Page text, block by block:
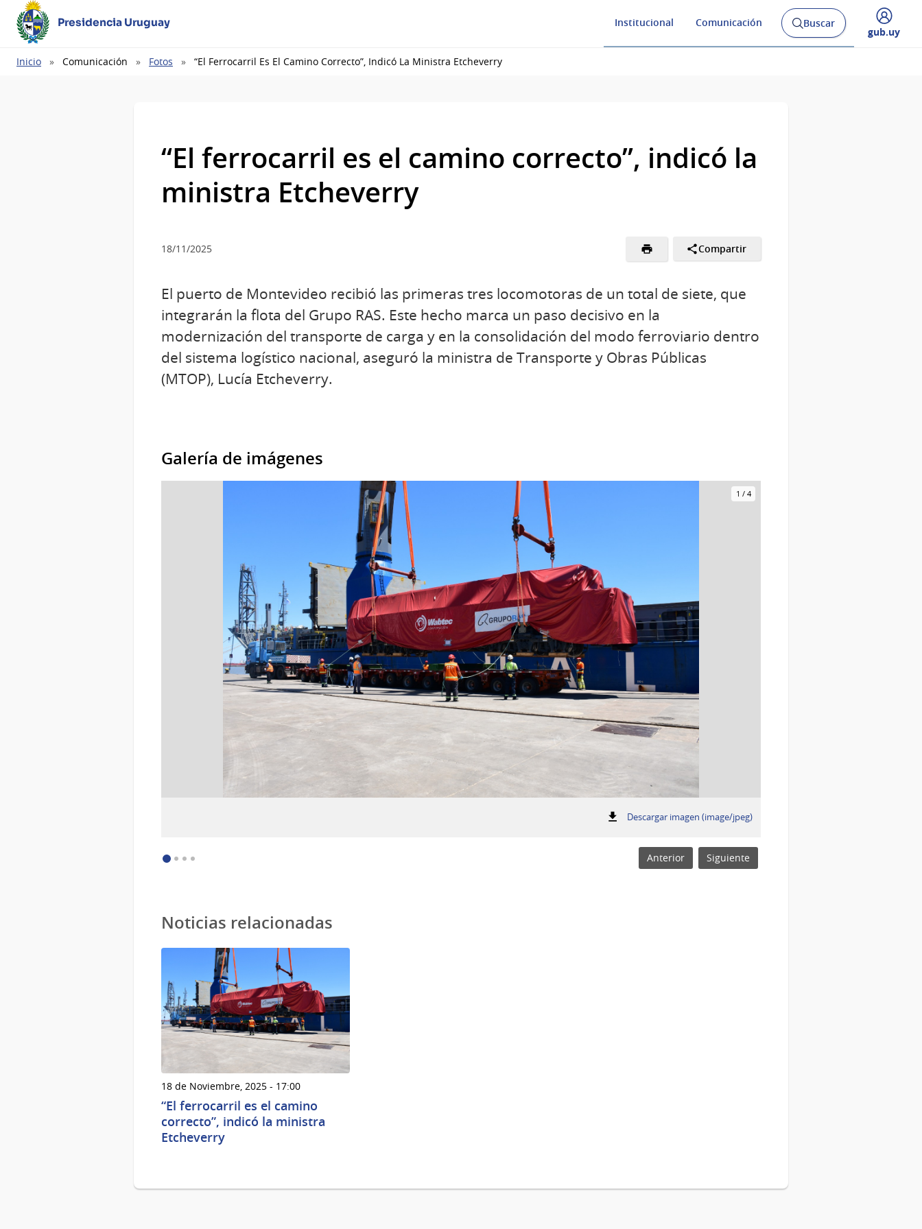
Presidencia Uruguay Institucional Comunicación
Abrir
buscador
Buscar
Desplegar
gub.uy
Ruta
Inicio Comunicación Fotos “El Ferrocarril Es El Camino Correcto”, Indicó La Ministra Etcheverry
“El ferrocarril es el camino correcto”, indicó la
ministra Etcheverry
18/11/2025 Compartir
El puerto de Montevideo recibió las primeras tres locomotoras de un total de siete, que
integrarán la flota del Grupo RAS. Este hecho marca un paso decisivo en la
modernización del transporte de carga y en la consolidación del modo ferroviario dentro
del sistema logístico nacional, aseguró la ministra de Transporte y Obras Públicas
(MTOP), Lucía Etcheverry.
Galería de imágenes
1 / 4
Descargar imagen (image/jpeg):
Anterior Siguiente
Noticias relacionadas
18 de Noviembre, 2025 - 17:00
“El ferrocarril es el camino
correcto”, indicó la ministra
Etcheverry